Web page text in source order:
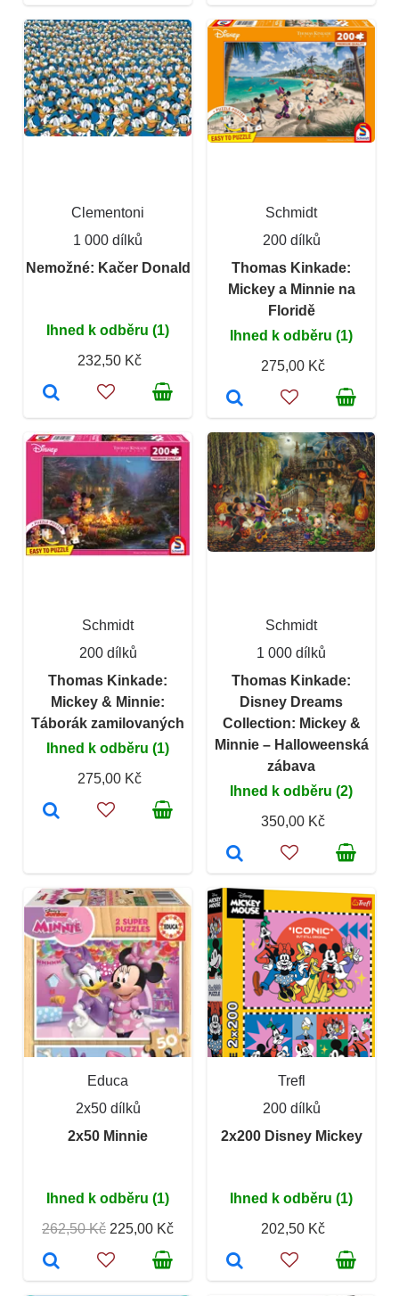
Clementoni
1 000 dílků
Nemožné: Kačer Donald
Ihned k odběru (1)
232,50 Kč
Schmidt
200 dílků
Thomas Kinkade:
Mickey a Minnie na
Floridě
Ihned k odběru (1)
275,00 Kč
Schmidt
200 dílků
Thomas Kinkade:
Mickey & Minnie:
Táborák zamilovaných
Ihned k odběru (1)
275,00 Kč
Schmidt
1 000 dílků
Thomas Kinkade:
Disney Dreams
Collection: Mickey &
Minnie – Halloweenská
zábava
Ihned k odběru (2)
350,00 Kč
Educa
2x50 dílků
2x50 Minnie
Ihned k odběru (1)
262,50 Kč 225,00 Kč
Trefl
200 dílků
2x200 Disney Mickey
Ihned k odběru (1)
202,50 Kč